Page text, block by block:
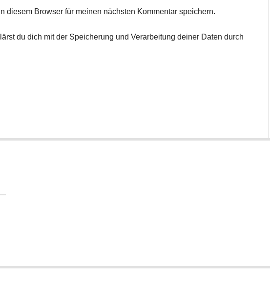
diesem Browser für meinen nächsten Kommentar speichern.
du dich mit der Speicherung und Verarbeitung deiner Daten durch